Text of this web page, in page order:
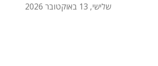
שלישי, 13 באוקטובר 2026